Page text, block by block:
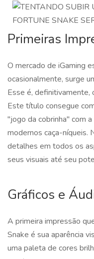
Primeiras
O mercado de iGaming
ocasionalmente, surge
Esse é, definitivamente,
Este título consegue
"jogo da cobrinha" com
modernos caça-níqueis.
detalhes em todos os
seus visuais até seu
Gráficos e
A primeira impressão
Snake é sua aparência
uma paleta de cores